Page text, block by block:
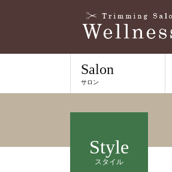
Salon
サロン
Style
スタイル